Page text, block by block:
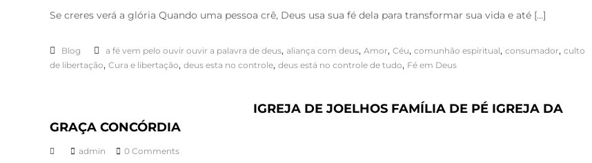
Se creres verá a glória Quando uma pessoa crê, Deus usa sua fé dela para transformar sua vida e até […]
Blog a fé vem pelo ouvir ouvir a palavra de deus, aliança com deus, Amor, Céu, comunhão espiritual, consumador, culto
de libertação, Cura e libertação, deus esta no controle, deus está no controle de tudo, Fé em Deus
IGREJA DE JOELHOS FAMÍLIA DE PÉ IGREJA DA
GRAÇA CONCÓRDIA
admin 0 Comments